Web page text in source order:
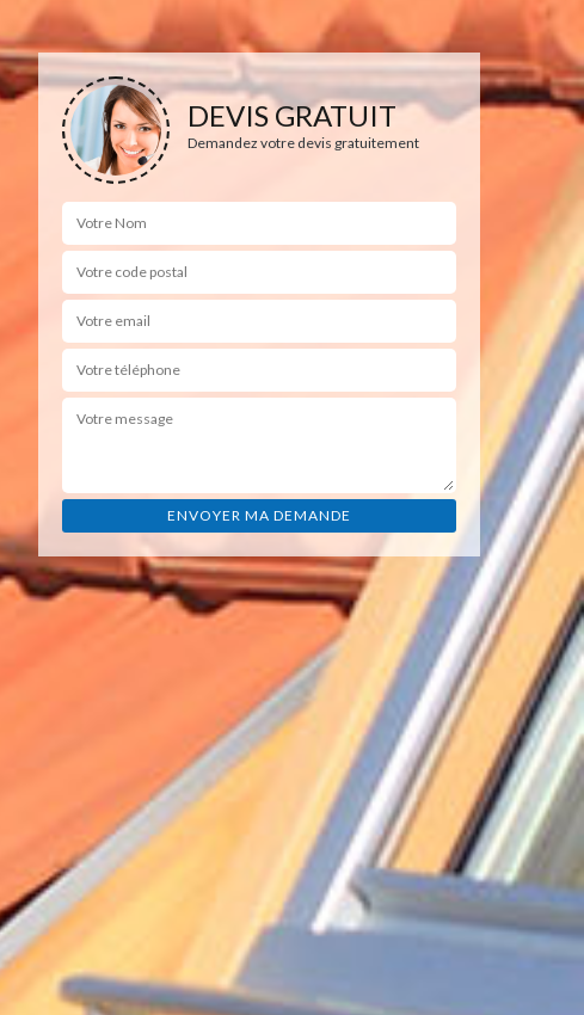
DEVIS GRATUIT
Demandez votre devis gratuitement